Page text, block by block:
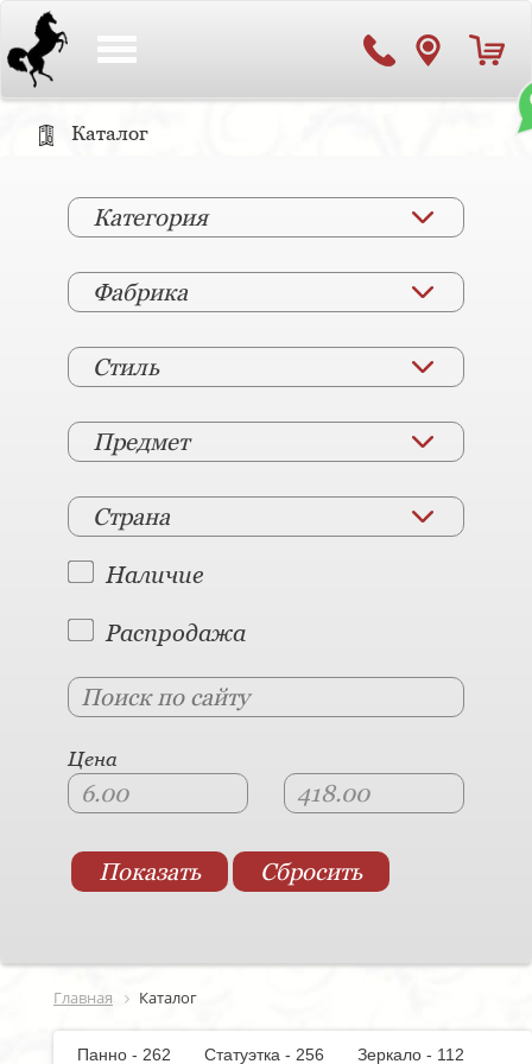
Каталог
Категория
Фабрика
Стиль
Предмет
Страна
Наличие
Распродажа
Цена
Главная Каталог
Панно - 262 Статуэтка - 256
Зеркало - 112